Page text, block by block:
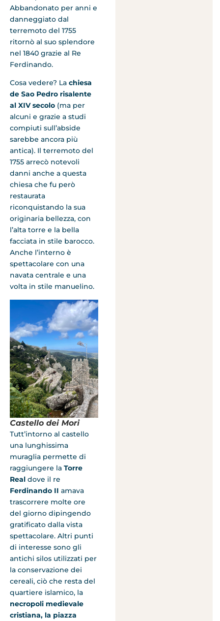
Abbandonato per anni e
danneggiato dal
terremoto del 1755
ritornò al suo splendore
nel 1840 grazie al Re
Ferdinando.
Cosa vedere? La chiesa
de Sao Pedro risalente
al XIV secolo (ma per
alcuni e grazie a studi
compiuti sull’abside
sarebbe ancora più
antica). Il terremoto del
1755 arrecò notevoli
danni anche a questa
chiesa che fu però
restaurata
riconquistando la sua
originaria bellezza, con
l’alta torre e la bella
facciata in stile barocco.
Anche l’interno è
spettacolare con una
navata centrale e una
volta in stile manuelino.
Castello dei Mori
Tutt’intorno al castello
una lunghissima
muraglia permette di
raggiungere la Torre
Real dove il re
Ferdinando II amava
trascorrere molte ore
del giorno dipingendo
gratificato dalla vista
spettacolare. Altri punti
di interesse sono gli
antichi silos utilizzati per
la conservazione dei
cereali, ciò che resta del
quartiere islamico, la
necropoli medievale
cristiana, la piazza